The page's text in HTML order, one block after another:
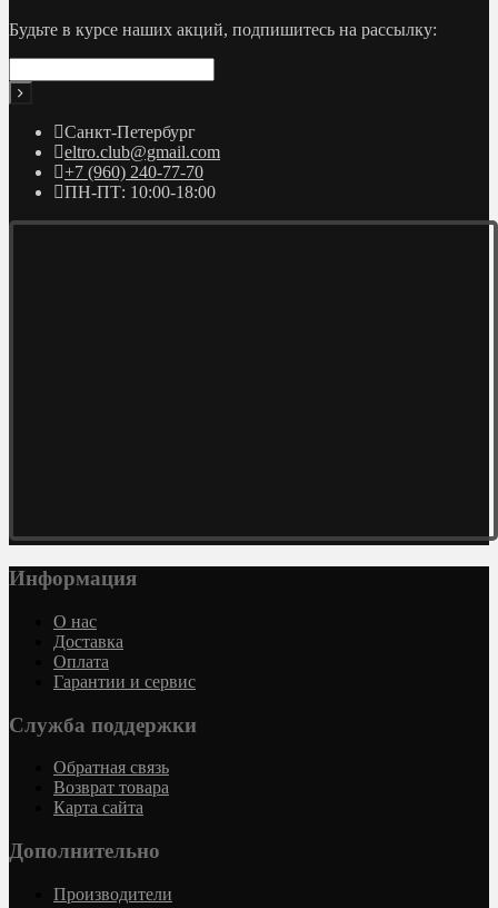
Будьте в курсе наших акций, подпишитесь на рассылку:
Санкт-Петербург
eltro.club@gmail.com
+7 (960) 240-77-70
ПН-ПТ: 10:00-18:00
Информация
О нас
Доставка
Оплата
Гарантии и сервис
Служба поддержки
Обратная связь
Возврат товара
Карта сайта
Дополнительно
Производители